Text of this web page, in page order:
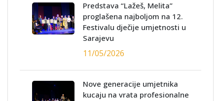
Predstava “Lažeš, Melita”
proglašena najboljom na 12.
Festivalu dječije umjetnosti u
Sarajevu
11/05/2026
Nove generacije umjetnika
kucaju na vrata profesionalne